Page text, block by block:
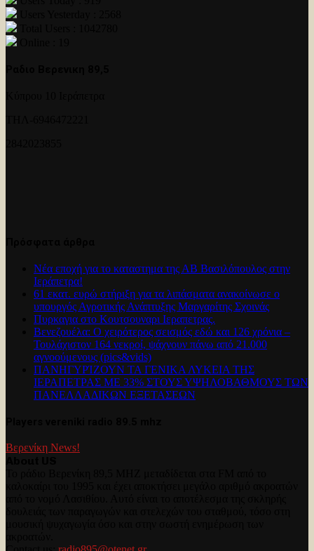
Νέα εποχή για το καταστημα της ΑΒ Βασιλόπουλος στην
Ιεράπετρα!
61 εκατ. ευρώ στήριξη για τα λιπάσματα ανακοίνωσε ο
υπουργός Αγροτικής Ανάπτυξης Μαργαρίτης Σχοινάς
Πυρκαγια στο Κουτσουναρι Ιεραπετρας.
Βενεζουέλα: Ο χειρότερος σεισμός εδώ και 126 χρόνια –
Τουλάχιστον 164 νεκροί, ψάχνουν πάνω από 21.000
αγνοούμενους (pics&vids)
ΠΑΝΗΓΥΡΊΖΟΥΝ ΤΑ ΓΕΝΙΚΑ ΛΥΚΕΙΑ ΤΗΣ
ΙΕΡΑΠΕΤΡΑΣ ΜΕ 33% ΣΤΟΥΣ ΥΨΗΛΟΒΑΘΜΟΥΣ ΤΩΝ
ΠΑΝΕΛΛΑΔΙΚΩΝ ΕΞΕΤΑΣΕΩΝ
Βερενίκη News!